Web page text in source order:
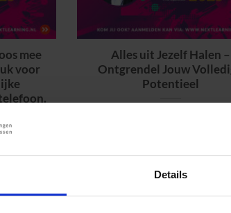
Details
mee
voor
Alles uit Jezelf Halen –
Ontgrendel Jouw
Potentieel